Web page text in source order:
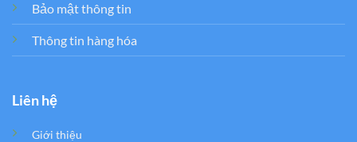
Bảo mật thông tin
Thông tin hàng hóa
Liên hệ
Giới thiệu